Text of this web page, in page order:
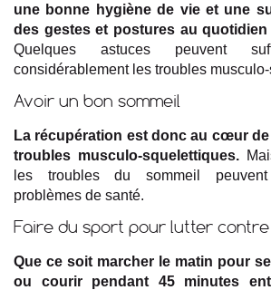
une bonne hygiène de vie et une
des gestes et postures au
Quelques astuces peuvent
considérablement les troubles
Avoir un bon sommeil
La récupération est donc au cœur
troubles musculo-squelettiques.
les troubles du sommeil peuvent
problèmes de santé.
Faire du sport pour lutter contre
Que ce soit marcher le matin pour
ou courir pendant 45 minutes